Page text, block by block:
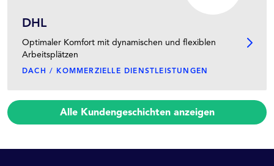
DHL
Optimaler Komfort mit dynamischen und flexiblen
Arbeitsplätzen
DACH / KOMMERZIELLE DIENSTLEISTUNGEN
Alle Kundengeschichten anzeigen